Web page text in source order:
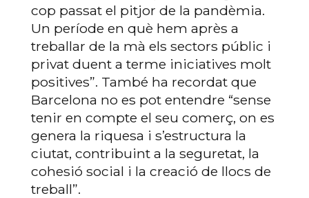
cop passat el pitjor de la pandèmia.
Un període en què hem après a
treballar de la mà els sectors públic i
privat duent a terme iniciatives molt
positives”. També ha recordat que
Barcelona no es pot entendre “sense
tenir en compte el seu comerç, on es
genera la riquesa i s’estructura la
ciutat, contribuint a la seguretat, la
cohesió social i la creació de llocs de
treball”.